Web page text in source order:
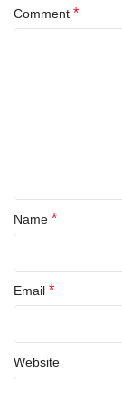
Comment *
Name *
Email *
Website